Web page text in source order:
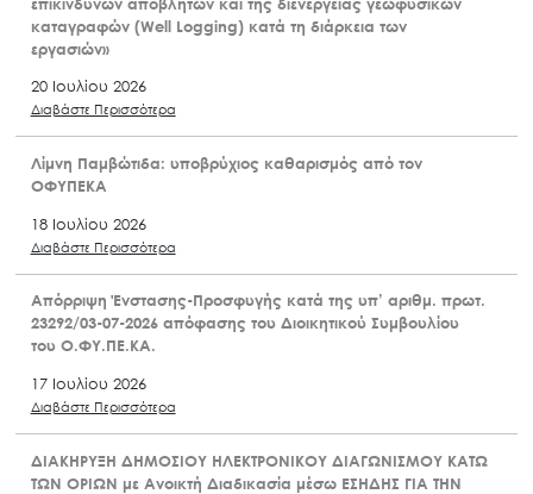
καταγραφών (Well Logging) κατά τη διάρκεια των
εργασιών»
20 Ιουλίου 2026
Διαβάστε Περισσότερα
Λίμνη Παμβώτιδα: υποβρύχιος καθαρισμός από τον
ΟΦΥΠΕΚΑ
18 Ιουλίου 2026
Διαβάστε Περισσότερα
Απόρριψη Ένστασης-Προσφυγής κατά της υπ’ αριθμ. πρωτ.
23292/03-07-2026 απόφασης του Διοικητικού Συμβουλίου
του Ο.ΦΥ.ΠΕ.ΚΑ.
17 Ιουλίου 2026
Διαβάστε Περισσότερα
ΔΙΑΚΗΡΥΞΗ ΔΗΜΟΣΙΟΥ ΗΛΕΚΤΡΟΝΙΚΟΥ ΔΙΑΓΩΝΙΣΜΟΥ ΚΑΤΩ
ΤΩΝ ΟΡΙΩΝ με Ανοικτή Διαδικασία μέσω ΕΣΗΔΗΣ ΓΙΑ ΤΗΝ